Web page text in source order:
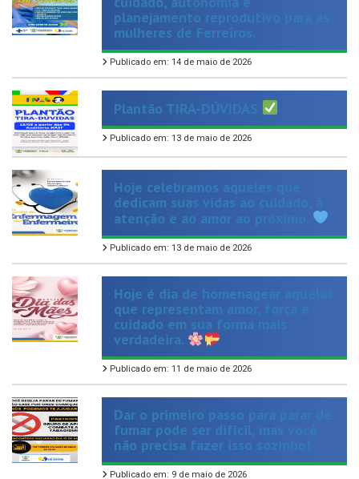
Publicado em: 14 de maio de 2026
Plantão TIRA-DÚVIDAS
Publicado em: 13 de maio de 2026
Hoje celebramos aqueles que
dedicam suas vidas ao cuidado, à
atenção e ao amor ao próximo.
Publicado em: 13 de maio de 2026
Hoje é dia de homenagear aquelas
que representam amor, força e
cuidado em sua forma mais
verdadeira.
Publicado em: 11 de maio de 2026
Dar o primeiro passo para parar de
fumar pode ser difícil, mas você
não precisa fazer isso sozinho!
Publicado em: 9 de maio de 2026